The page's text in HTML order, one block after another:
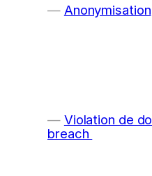
Anonymisation
Violation de
breach